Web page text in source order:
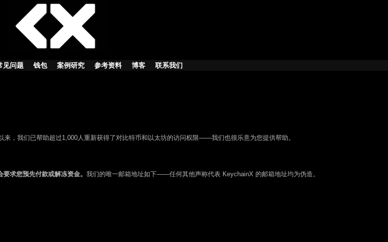
见问题 钱包 案例研究 参考资料 博客 联系我们
，我们已帮助超过1,000人重新获得了对比特币和以太坊的访问权限——我们也很乐意为您提供帮助。
求您预先付款或解冻资金。 我们的唯一邮箱地址如下——任何其他声称代表 KeychainX 的邮箱地址均为伪造。